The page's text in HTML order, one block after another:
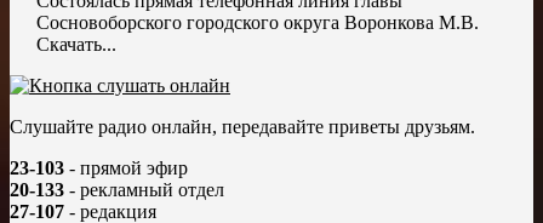
Сосновоборского городского округа Воронкова М.В.
Скачать...
Слушайте радио онлайн, передавайте приветы друзьям.
23-103 - прямой эфир
20-133 - рекламный отдел
27-107 - редакция